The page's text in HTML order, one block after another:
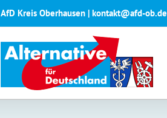
AfD Kreis Oberhausen | kontakt@afd-ob.de